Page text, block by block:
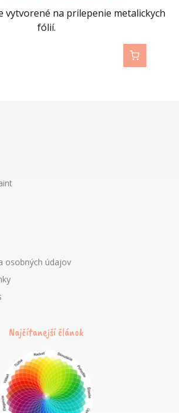
vytvorené na prilepenie metalickych
fólií.
osobných údajov
Najčítanejší článok